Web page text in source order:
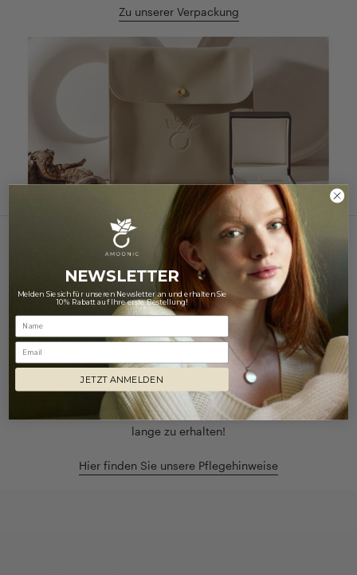
Zu unserer Verpackung
NUR DAS BESTE FÜR IHREN SCHMUCK
Pflegetipps
Schöne Dinge benötigen Pflege - so auch unser geliebter
Unsere Tipps zur richtigen Schmuckpflege helfen Ihnen
dabei, den Glanz und die Schönheit Ihrer Schmuckstücke
lange zu erhalten!
Hier finden Sie unsere Pflegehinweise
NEWSLETTER
Melden Sie sich für unseren Newsletter an und erhalten Sie
10% Rabatt auf Ihre erste Bestellung!
Email
JETZT ANMELDEN